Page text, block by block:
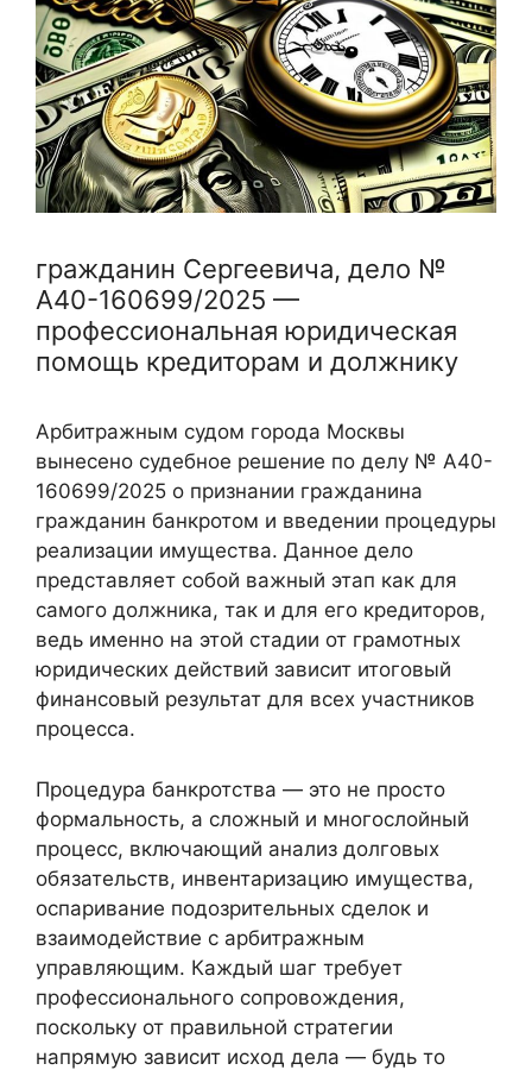
гражданин Сергеевича, дело №
А40-160699/2025 —
профессиональная юридическая
помощь кредиторам и должнику
Арбитражным судом города Москвы
вынесено судебное решение по делу № А40-
160699/2025 о признании гражданина
гражданин банкротом и введении процедуры
реализации имущества. Данное дело
представляет собой важный этап как для
самого должника, так и для его кредиторов,
ведь именно на этой стадии от грамотных
юридических действий зависит итоговый
финансовый результат для всех участников
процесса.
Процедура банкротства — это не просто
формальность, а сложный и многослойный
процесс, включающий анализ долговых
обязательств, инвентаризацию имущества,
оспаривание подозрительных сделок и
взаимодействие с арбитражным
управляющим. Каждый шаг требует
профессионального сопровождения,
поскольку от правильной стратегии
напрямую зависит исход дела — будь то